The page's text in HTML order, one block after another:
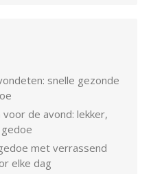
snelle gezonde
de avond: lekker,
met verrassend
elke dag